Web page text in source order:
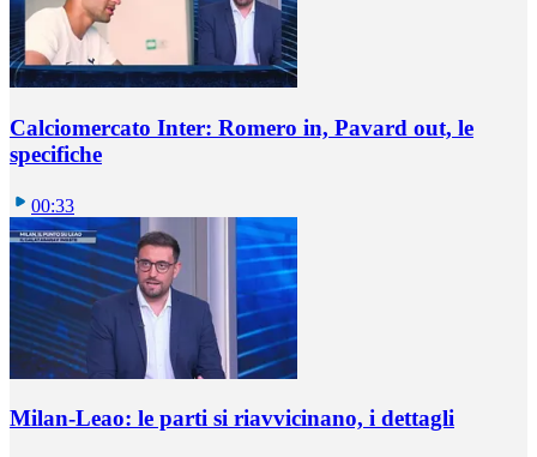
Calciomercato Inter: Romero in, Pavard out, le
specifiche
00:33
Milan-Leao: le parti si riavvicinano, i dettagli